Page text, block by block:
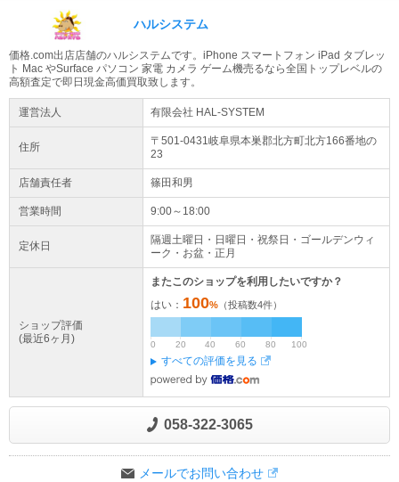
ハルシステム
価格.com出店店舗のハルシステムです。iPhone スマートフォン iPad タブレッ
ト Mac やSurface パソコン 家電 カメラ ゲーム機売るなら全国トップレベルの
高額査定で即日現金高価買取致します。
運営法人 有限会社 HAL-SYSTEM
住所 〒501-0431岐阜県本巣郡北方町北方166番地の
23
店舗責任者 篠田和男
営業時間 9:00～18:00
定休日
隔週土曜日・日曜日・祝祭日・ゴールデンウィ
ーク・お盆・正月
ショップ評価
(最近6ヶ月)
またこのショップを利用したいですか？
はい： 100% （投稿数4件）
0 20 40 60 80 100
すべての評価を見る
058-322-3065
メールでお問い合わせ